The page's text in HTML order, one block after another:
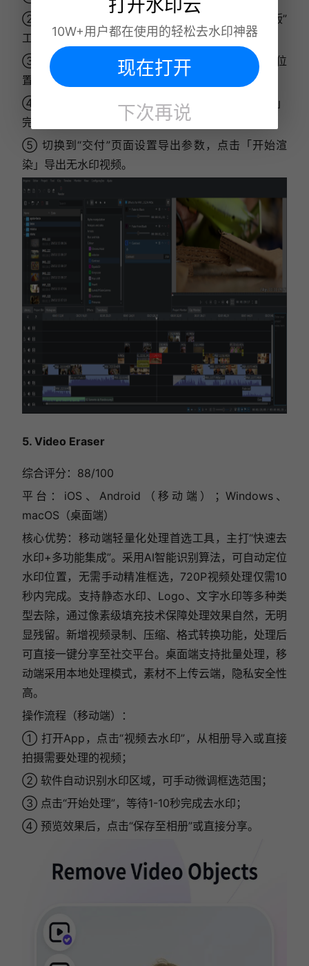
② 右键视频轨道，选择“添加效果”，找到“矩形蒙版”
工具，框选水印区域并调整羽化参数；
③ 若为动态水印，开启关键帧模式，逐帧调整蒙版位
置实现跟踪；
④ 从效果库添加“像素填充”效果，点击「场景分析」
完成背景修复；
⑤ 切换到“交付”页面设置导出参数，点击「开始渲
染」导出无水印视频。
5. Video Eraser
综合评分：88/100
平台：iOS、Android（移动端）；Windows、
macOS（桌面端）
核心优势：移动端轻量化处理首选工具，主打“快速去
水印+多功能集成”。采用AI智能识别算法，可自动定位
水印位置，无需手动精准框选，720P视频处理仅需10
秒内完成。支持静态水印、Logo、文字水印等多种类
型去除，通过像素级填充技术保障处理效果自然，无明
显残留。新增视频录制、压缩、格式转换功能，处理后
可直接一键分享至社交平台。桌面端支持批量处理，移
动端采用本地处理模式，素材不上传云端，隐私安全性
高。
操作流程（移动端）：
① 打开App，点击“视频去水印”，从相册导入或直接
拍摄需要处理的视频；
② 软件自动识别水印区域，可手动微调框选范围；
③ 点击“开始处理”，等待1-10秒完成去水印；
④ 预览效果后，点击“保存至相册”或直接分享。
打开水印云
10W+用户都在使用的轻松去水印神器
现在打开
下次再说